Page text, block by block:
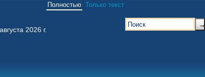
Полностью Только текст
2026 г.
→